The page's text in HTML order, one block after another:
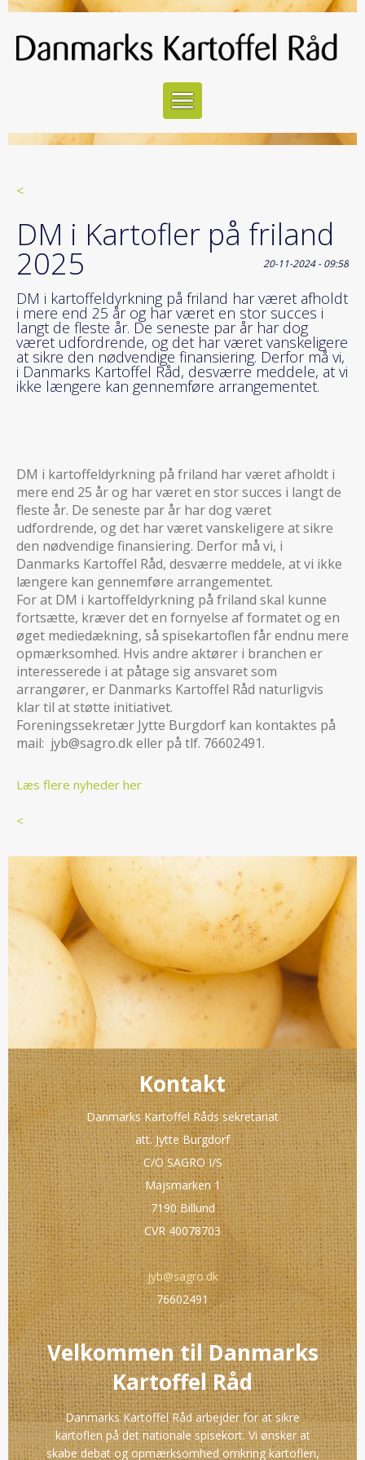
<
DM i Kartofler på friland
2025 20-11-2024 - 09:58
DM i kartoffeldyrkning på friland har været afholdt
i mere end 25 år og har været en stor succes i
langt de fleste år. De seneste par år har dog
været udfordrende, og det har været vanskeligere
at sikre den nødvendige finansiering. Derfor må vi,
i Danmarks Kartoffel Råd, desværre meddele, at vi
ikke længere kan gennemføre arrangementet.
DM i kartoffeldyrkning på friland har været afholdt i
mere end 25 år og har været en stor succes i langt de
fleste år. De seneste par år har dog været
udfordrende, og det har været vanskeligere at sikre
den nødvendige finansiering. Derfor må vi, i
Danmarks Kartoffel Råd, desværre meddele, at vi ikke
længere kan gennemføre arrangementet.
For at DM i kartoffeldyrkning på friland skal kunne
fortsætte, kræver det en fornyelse af formatet og en
øget mediedækning, så spisekartoflen får endnu mere
opmærksomhed. Hvis andre aktører i branchen er
interesserede i at påtage sig ansvaret som
arrangører, er Danmarks Kartoffel Råd naturligvis
klar til at støtte initiativet.
Foreningssekretær Jytte Burgdorf kan kontaktes på
mail: jyb@sagro.dk eller på tlf. 76602491.
Læs flere nyheder her
<
Kontakt
Danmarks Kartoffel Råds sekretariat
att. Jytte Burgdorf
C/O SAGRO I/S
Majsmarken 1
7190 Billund
CVR 40078703
jyb@sagro.dk
76602491
Velkommen til Danmarks
Kartoffel Råd
Danmarks Kartoffel Råd arbejder for at sikre
kartoflen på det nationale spisekort. Vi ønsker at
skabe debat og opmærksomhed omkring kartoflen,